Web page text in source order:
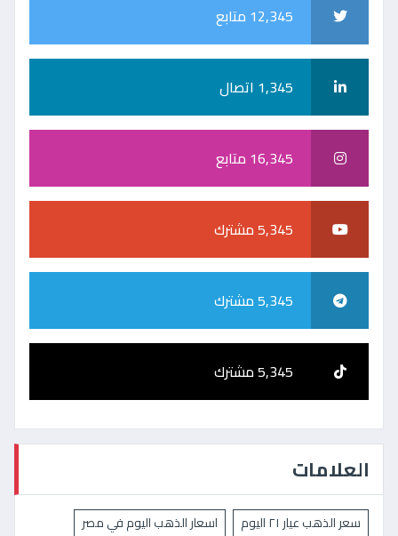
12,345 متابع
1,345 اتصال
16,345 متابع
5,345 مشترك
5,345 مشترك
5,345 مشترك
العلامات
سعر الذهب عيار ٢١ اليوم
اسعار الذهب اليوم في مصر